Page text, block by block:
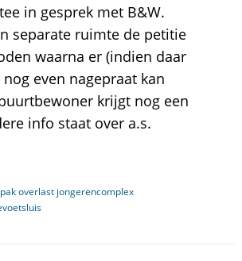
in gesprek met B&W.
separate ruimte de petitie
waarna er (indien daar
even nagepraat kan
krijgt nog een
info staat over a.s.
overlast jongerencomplex